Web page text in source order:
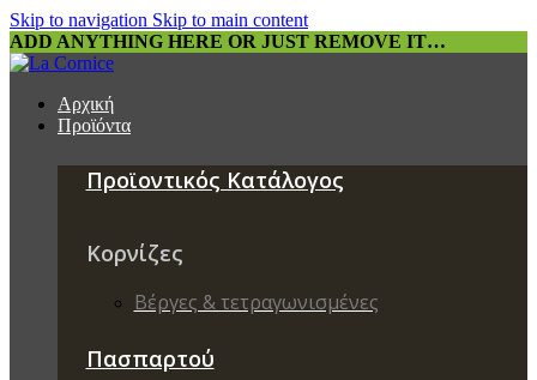
Skip to navigation Skip to main content
ADD ANYTHING HERE OR JUST REMOVE IT…
Αρχική
Προϊόντα
Προϊοντικός Κατάλογος
Κορνίζες
Βέργες & τετραγωνισμένες
Πασπαρτού